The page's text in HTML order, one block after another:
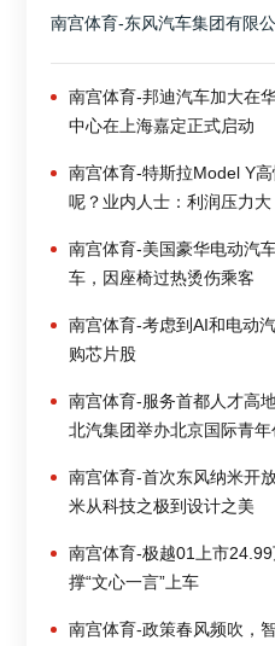
南宫体育-东风汽车集团有限
南宫体育-邦迪汽车加大在
中心在上海嘉定正式启动
南宫体育-特斯拉Model Y
呢？业内人士：利润压力大
南宫体育-美国豪华电动汽
车，因座椅过热烫伤乘客
南宫体育-考虑到AI和电动
购芯片股
南宫体育-服务首都人才高
北汽集团举办北京国际青
南宫体育-首次东风纳米开
米从科技之极到设计之美
南宫体育-极越01上市
撑“文心一言”上车
南宫体育-政策春风频吹，